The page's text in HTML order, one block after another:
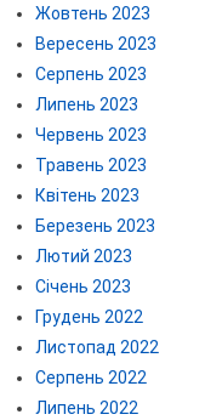
Жовтень 2023
Вересень 2023
Серпень 2023
Липень 2023
Червень 2023
Травень 2023
Квітень 2023
Березень 2023
Лютий 2023
Січень 2023
Грудень 2022
Листопад 2022
Серпень 2022
Липень 2022